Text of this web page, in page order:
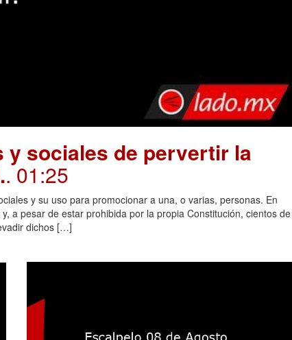
sociales de pervertir la
. 01:25
y su uso para promocionar a una, o varias, personas. En
a pesar de estar prohibida por la propia Constitución, cientos de
dichos […]